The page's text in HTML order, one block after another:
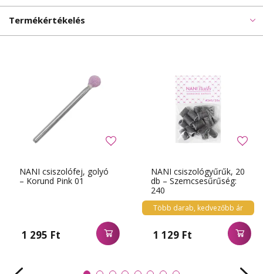
Termékértékelés
NANI csiszolófej, golyó
– Korund Pink 01
1 295 Ft
NANI csiszológyűrűk, 20
db – Szemcsesűrűség:
240
Több darab, kedvezőbb ár
1 129 Ft